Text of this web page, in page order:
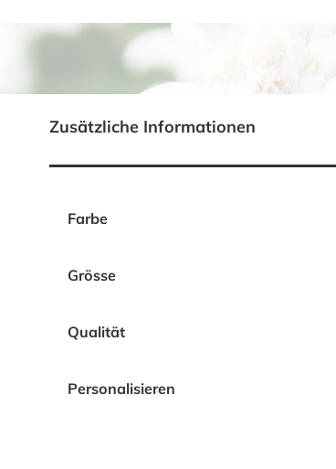
Zusätzliche Informationen
Farbe
Grösse
Qualität
Personalisieren